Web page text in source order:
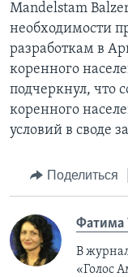
Mandelstam
необходимости
разработкам в
коренного
подчеркнул, что
коренного
условий в своде
Поделиться
Фатима
В
«Голос